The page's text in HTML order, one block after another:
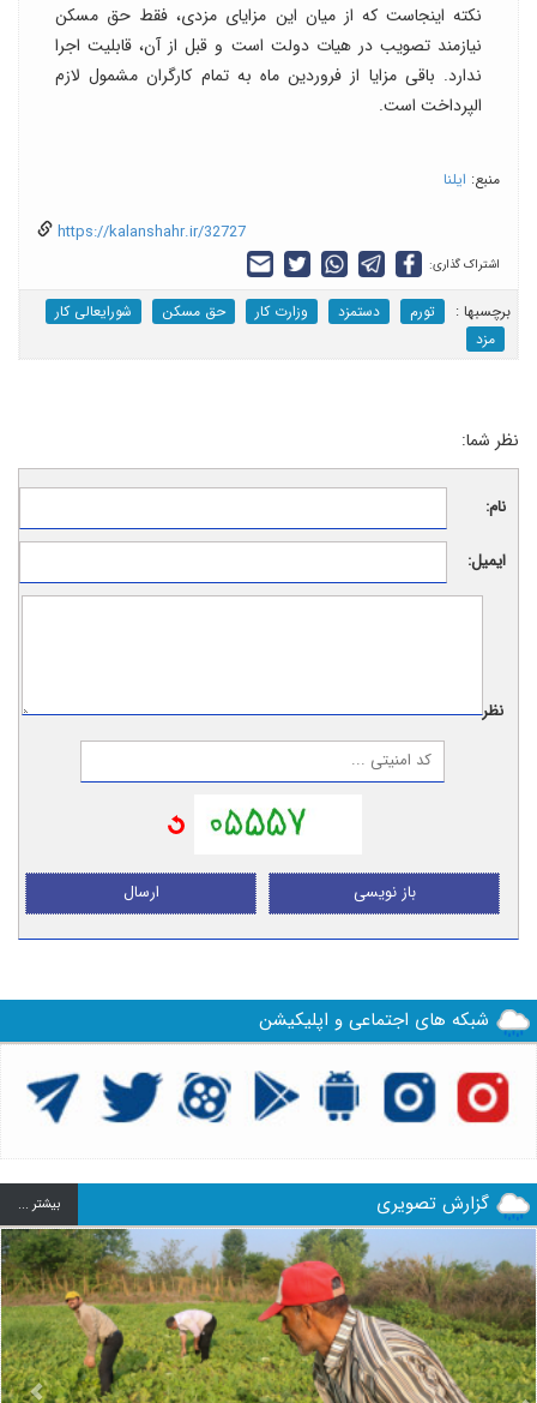
نکته اینجاست که از میان این مزایای مزدی، فقط حق مسکن
نیازمند تصویب در هیات دولت است و قبل از آن، قابلیت اجرا
ندارد. باقی مزایا از فروردین ماه به تمام کارگران مشمول لازم
الپرداخت است.
منبع: ایلنا
https://kalanshahr.ir/32727
اشتراک گذاری:
برچسب‎ها : تورم دستمزد وزارت کار حق مسکن
شورایعالی کار
مزد
نظر شما:
نام:
ایمیل:
نظر:
ارسال باز نویسی
شبکه های اجتماعی و اپلیکیشن
گزارش تصویری بيشتر ...